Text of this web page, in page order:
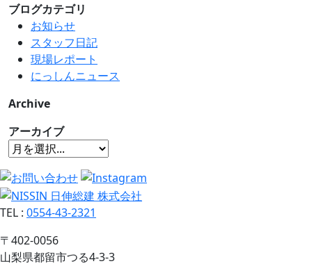
ブログカテゴリ
お知らせ
スタッフ日記
現場レポート
にっしんニュース
Archive
アーカイブ
TEL : 0554-43-2321
〒402-0056
山梨県都留市つる4-3-3